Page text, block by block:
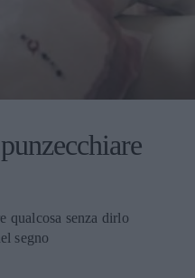
qualcosa senza dirlo
segno